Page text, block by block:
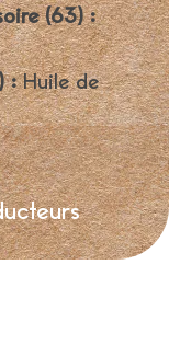
(63) :
:Huile de